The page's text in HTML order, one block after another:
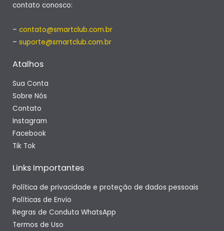
contato conosco:
– contato@smartclub.com.br
– suporte@smartclub.com.br
Atalhos
Sua Conta
Sobre Nós
Contato
Instagram
Facebook
Tik Tok
Links Importantes
Política de privacidade e proteção de dados pessoais
Políticas de Envio
Regras de Conduta WhatsApp
Termos de Uso